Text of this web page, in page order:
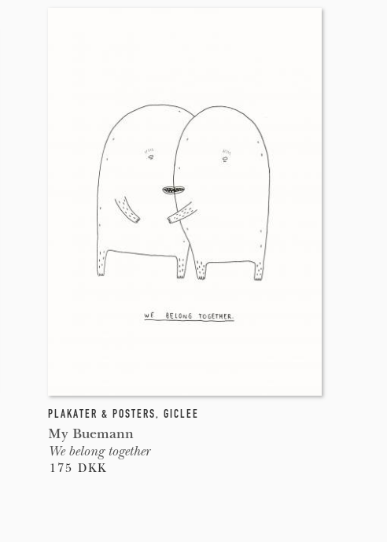
PLAKATER & POSTERS, GICLEE
My Buemann
We belong together
175 DKK